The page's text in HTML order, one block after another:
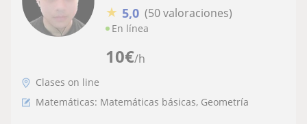
10€/h
★ 5,0 (50 valoraciones)
En línea
Clases on line
Matemáticas: Matemáticas básicas, Geometría